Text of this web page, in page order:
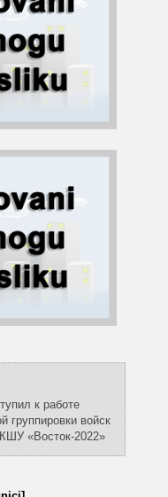
к работе
группировки войск
«Восток-2022»